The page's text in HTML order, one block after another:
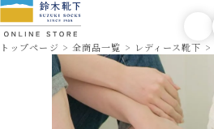
トップページ 全商品一覧 レディース靴下